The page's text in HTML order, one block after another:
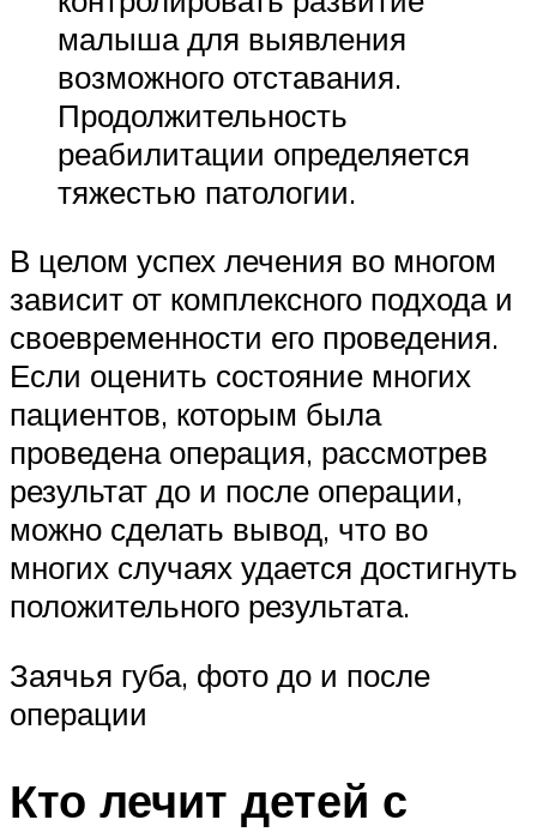
малыша для выявления
возможного отставания.
Продолжительность
реабилитации определяется
тяжестью патологии.
В целом успех лечения во многом
зависит от комплексного подхода и
своевременности его проведения.
Если оценить состояние многих
пациентов, которым была
проведена операция, рассмотрев
результат до и после операции,
можно сделать вывод, что во
многих случаях удается достигнуть
положительного результата.
Заячья губа, фото до и после
операции
Кто лечит детей с